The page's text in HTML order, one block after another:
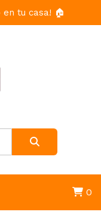
en tu casa! 🏠
0